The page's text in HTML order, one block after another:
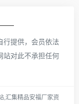
行提供，会员依法
站对此不承担任何
,汇集精品安福厂家资